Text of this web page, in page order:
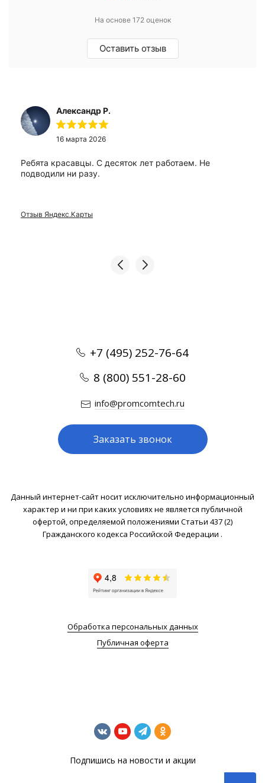
На основе 172 оценок
Оставить отзыв
Александр Р.
16 марта 2026
Ребята красавцы. С десяток лет работаем. Не
подводили ни разу.
Отзыв Яндекс.Карты
+7 (495) 252-76-64
8 (800) 551-28-60
info@promcomtech.ru
Заказать звонок
Данный интернет-сайт носит исключительно информационный
характер и ни при каких условиях не является публичной
офертой, определяемой положениями Статьи 437 (2)
Гражданского кодекса Российской Федерации .
Обработка персональных данных
Публичная оферта
Подпишись на новости и акции